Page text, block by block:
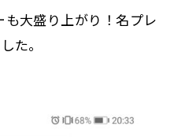
大盛り上がり！名プレ
た。